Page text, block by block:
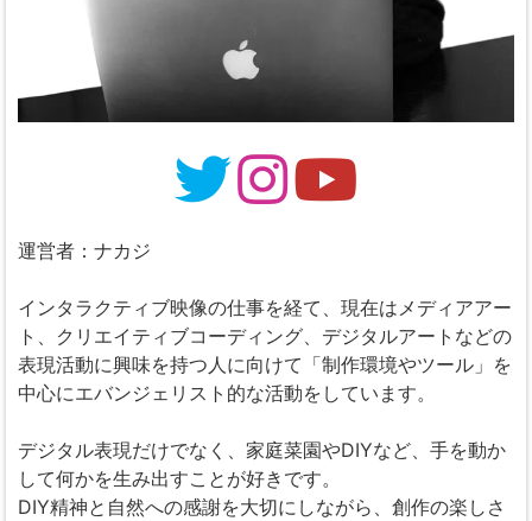
運営者：ナカジ
インタラクティブ映像の仕事を経て、現在はメディアアー
ト、クリエイティブコーディング、デジタルアートなどの
表現活動に興味を持つ人に向けて「制作環境やツール」を
中心にエバンジェリスト的な活動をしています。
デジタル表現だけでなく、家庭菜園やDIYなど、手を動か
して何かを生み出すことが好きです。
DIY精神と自然への感謝を大切にしながら、創作の楽しさ